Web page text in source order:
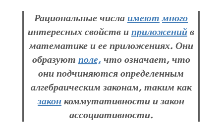
Рациональные числаимеют много
интересных свойств иприложенийв
математике и ее приложениях. Они
образуют поле,что означает, что
они подчиняются определенным
алгебраическим законам, таким как
законкоммутативности и закон
ассоциативности.